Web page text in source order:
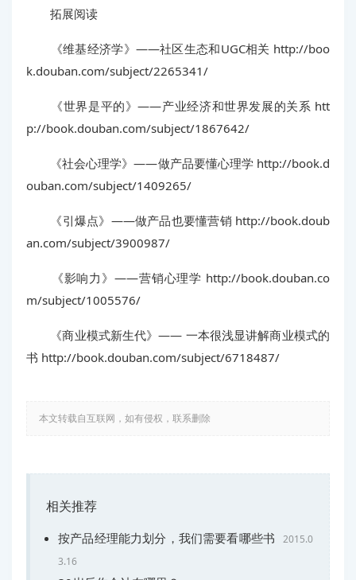
拓展阅读
《维基经济学》——社区生态和UGC相关 http://boo
k.douban.com/subject/2265341/
《世界是平的》——产业经济和世界发展的关系 htt
p://book.douban.com/subject/1867642/
《社会心理学》——做产品要懂心理学 http://book.d
ouban.com/subject/1409265/
《引爆点》——做产品也要懂营销 http://book.doub
an.com/subject/3900987/
《影响力》——营销心理学 http://book.douban.co
m/subject/1005576/
《商业模式新生代》—— 一本很浅显讲解商业模式的
书 http://book.douban.com/subject/6718487/
本文转载自互联网，如有侵权，联系删除
相关推荐
按产品经理能力划分，我们需要看哪些书
2015.0
3.16